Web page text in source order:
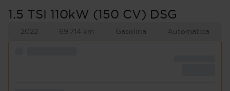
1.5 TSI 110kW (150 CV) DSG
2022 69.714 km Gasolina Automática